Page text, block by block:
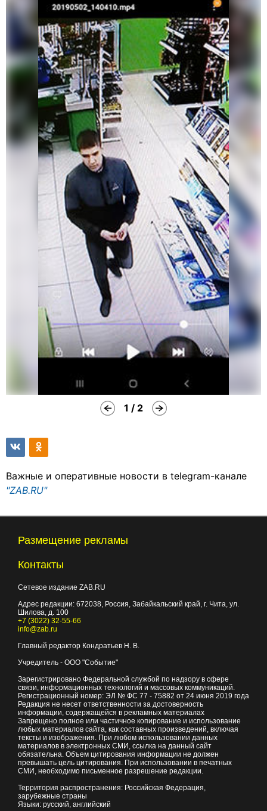
1 / 2
Важные и оперативные новости в telegram-канале
"ZAB.RU"
Размещение рекламы
Контакты
Сетевое издание ZAB.RU
Адрес редакции: 672038, Россия, Забайкальский край, г. Чита, ул.
Шилова, д. 100
+7 (3022) 32-55-66
info@zab.ru
Главный редактор Кондратьев Н. В.
Учредитель - ООО "Событие"
Зарегистрировано Федеральной службой по надзору в сфере
связи, информационных технологий и массовых коммуникаций.
Регистрационный номер: ЭЛ № ФС 77 - 75882 от 24 июня 2019 года
Редакция не несет ответственности за достоверность
информации, содержащейся в рекламных материалах
Запрещено полное или частичное копирование и использование
любых материалов сайта, как составных произведений, включая
тексты и изображения. При любом использовании данных
материалов в электронных СМИ, ссылка на данный сайт
обязательна. Объем цитирования информации не должен
превышать цель цитирования. При использовании в печатных
СМИ, необходимо письменное разрешение редакции.
Территория распространения: Российская Федерация,
зарубежные страны
Языки: русский, английский